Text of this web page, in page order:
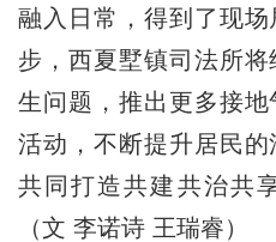
融入日常，得到了现
步，西夏墅镇司法所
生问题，推出更多接
活动，不断提升居民的
共同打造共建共治共
（文 李诺诗 王瑞睿）